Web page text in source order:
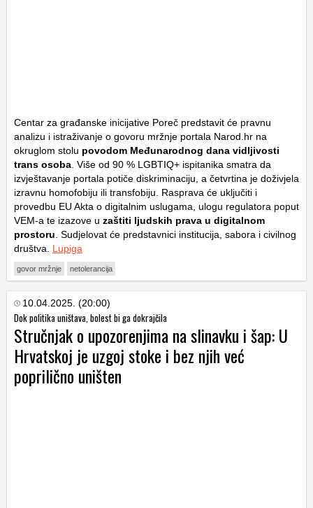
Centar za građanske inicijative Poreč predstavit će pravnu
analizu i istraživanje o govoru mržnje portala Narod.hr na
okruglom stolu povodom Međunarodnog dana vidljivosti
trans osoba . Više od 90 % LGBTIQ+ ispitanika smatra da
izvještavanje portala potiče diskriminaciju, a četvrtina je doživjela
izravnu homofobiju ili transfobiju. Rasprava će uključiti i
provedbu EU Akta o digitalnim uslugama, ulogu regulatora poput
VEM-a te izazove u zaštiti ljudskih prava u digitalnom
prostoru . Sudjelovat će predstavnici institucija, sabora i civilnog
društva. Lupiga
govor mržnje netolerancija
10.04.2025. (20:00)
Dok politika uništava, bolest bi ga dokrajčila
Stručnjak o upozorenjima na slinavku i šap: U
Hrvatskoj je uzgoj stoke i bez njih već
poprilično uništen